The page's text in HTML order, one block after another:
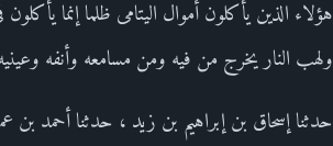
هؤلاء الذين يأكلون أموال اليتامى ظلما إنما
ولهب النار يخرج من فيه ومن مسامعه وأنفه
حدثنا إسحاق بن إبراهيم بن زيد ، حدثنا أحمد بن